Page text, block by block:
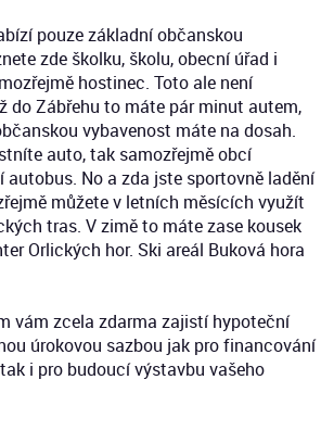
pouze základní občanskou
zde školku, školu, obecní úřad i
hostinec. Toto ale není
do Zábřehu to máte pár minut autem,
vybavenost máte na dosah.
auto, tak samozřejmě obcí
autobus. No a zda jste sportovně ladění
můžete v letních měsících využít
tras. V zimě to máte zase kousek
Orlických hor. Ski areál Buková hora
vám zcela zdarma zajistí hypoteční
úrokovou sazbou jak pro financování
i pro budoucí výstavbu vašeho